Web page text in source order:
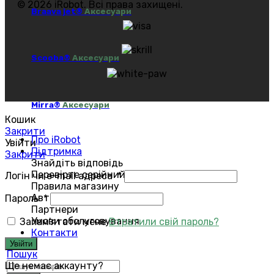
Braava jet® Аксесуари
Scooba® Аксесуари
Mirra®Аксесуари
Про iRobot
Підтримка
Знайдіть відповідь
Перевірте серійний номер
Правила магазину
Авторизований сервіс
Партнери
Умови обслуговування
Контакти
Пошук
© 2026 iRobot. Всі права захищені.
Кошик
Закрити
Увійти
Закрити
Логін чи e-mail адреса*
Пароль*
Запам'ятати мене Втратили свій пароль?
Увійти
Ще немає аккаунту?